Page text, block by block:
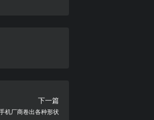
下一篇
机厂商卷出各种形状